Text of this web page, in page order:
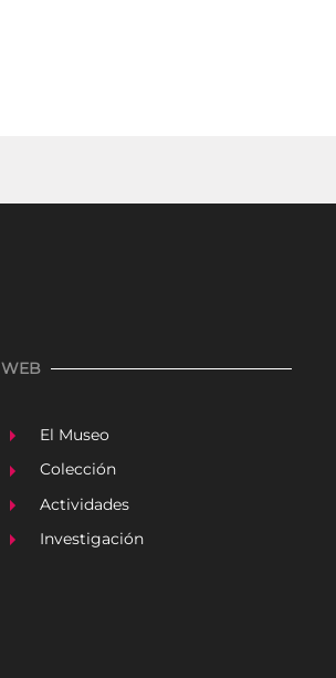
WEB
El Museo
Colección
Actividades
Investigación